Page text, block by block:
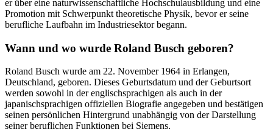
er über eine naturwissenschaftliche Hochschulausbildung und eine
Promotion mit Schwerpunkt theoretische Physik, bevor er seine
berufliche Laufbahn im Industriesektor begann.
Wann und wo wurde Roland Busch geboren?
Roland Busch wurde am 22. November 1964 in Erlangen,
Deutschland, geboren. Dieses Geburtsdatum und der Geburtsort
werden sowohl in der englischsprachigen als auch in der
japanischsprachigen offiziellen Biografie angegeben und bestätigen
seinen persönlichen Hintergrund unabhängig von der Darstellung
seiner beruflichen Funktionen bei Siemens.